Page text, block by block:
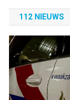
112 NIEUWS